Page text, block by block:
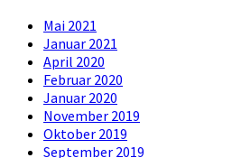
Mai 2021
Januar 2021
April 2020
Februar 2020
Januar 2020
November 2019
Oktober 2019
September 2019